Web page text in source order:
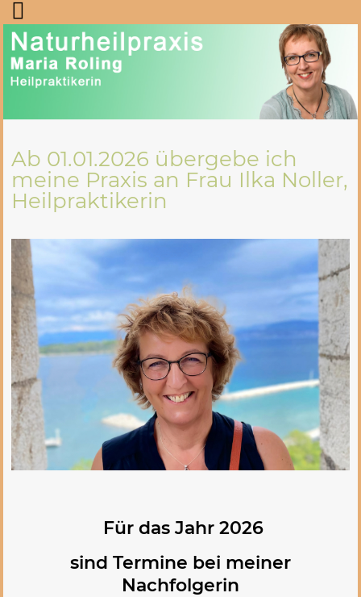
Ab 01.01.2026 übergebe ich
meine Praxis an Frau Ilka Noller,
Heilpraktikerin
Für das Jahr 2026
sind Termine bei meiner
Nachfolgerin